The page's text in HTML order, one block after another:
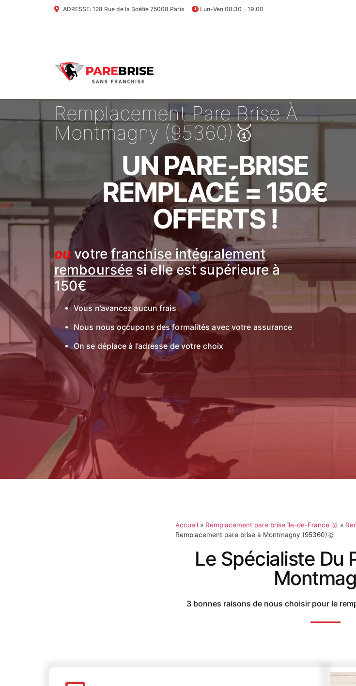
ADRESSE: 128 Rue de la Boétie 75008 Paris Lun-Ven 08:30 - 19:00
Remplacement Pare Brise À
Montmagny (95360)🥇
UN PARE-BRISE
REMPLACÉ = 150€
OFFERTS !
ou votrefranchise intégralement
remboursée si elle est supérieure à
150€
Vous n’avancez aucun frais
Nous nous occupons des formalités avec votre assurance
On se déplace à l’adresse de votre choix
Accueil » Remplacement pare brise île-de-France 🥇 »
Remplacement pare brise à Montmagny (95360)🥇
Le Spécialiste Du
3 bonnes raisons de nous choisir pour le